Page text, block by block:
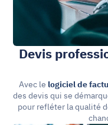
Devis
Avec le logiciel de
des devis qui se
pour refléter la qualité